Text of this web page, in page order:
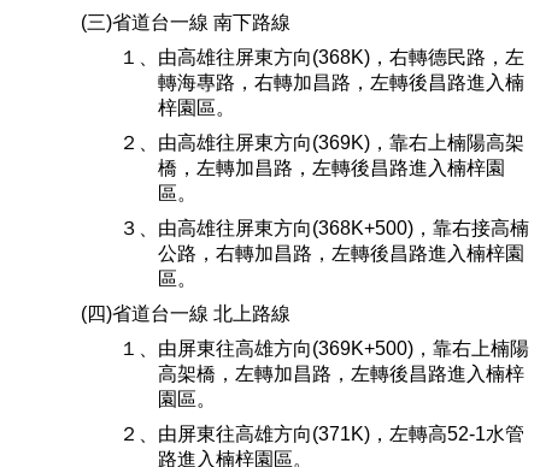
(三)省道台一線 南下路線
１、由高雄往屏東方向(368K)，右轉德民路，左
轉海專路，右轉加昌路，左轉後昌路進入楠
梓園區。
２、由高雄往屏東方向(369K)，靠右上楠陽高架
橋，左轉加昌路，左轉後昌路進入楠梓園
區。
３、由高雄往屏東方向(368K+500)，靠右接高楠
公路，右轉加昌路，左轉後昌路進入楠梓園
區。
(四)省道台一線 北上路線
１、由屏東往高雄方向(369K+500)，靠右上楠陽
高架橋，左轉加昌路，左轉後昌路進入楠梓
園區。
２、由屏東往高雄方向(371K)，左轉高52-1水管
路進入楠梓園區。